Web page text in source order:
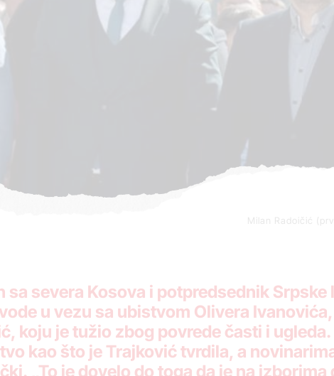
Milan Radoičić
severa Kosova i potpredsednik Srpske
u vezu sa ubistvom Olivera
koju je tužio zbog povrede časti i
kao što je Trajković tvrdila, a
„To je dovelo do toga da je na izborima